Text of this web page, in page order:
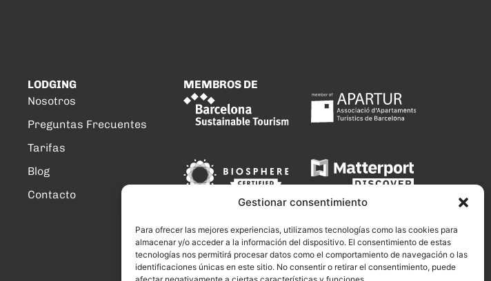
Gestionar consentimiento
Para ofrecer las mejores experiencias, utilizamos tecnologías como las cookies para
almacenar y/o acceder a la información del dispositivo. El consentimiento de estas
tecnologías nos permitirá procesar datos como el comportamiento de navegación o las
identificaciones únicas en este sitio. No consentir o retirar el consentimiento, puede
LODGING
Nosotros
Preguntas Frecuentes
Tarifas
Blog
Contacto
MEMBROS DE